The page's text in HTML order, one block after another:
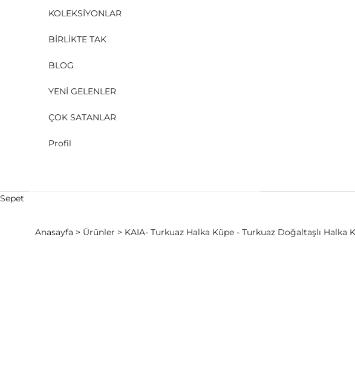
KOLEKSİYONLAR
BİRLİKTE TAK
BLOG
YENİ GELENLER
ÇOK SATANLAR
Profil
Sepet
Anasayfa
Ürünler KAIA- Turkuaz Halka Küpe - Turkuaz Doğaltaşlı Halka